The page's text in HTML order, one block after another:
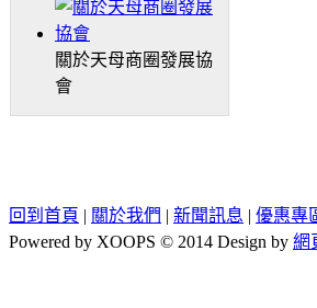
關於天母商圈發展協
會
回到首頁 | 關於我們 | 新聞訊息 | 優惠專
Powered by XOOPS © 2014 Design by 網